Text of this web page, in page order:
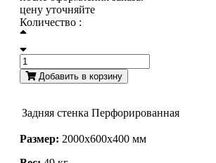
цену уточняйте
Количество :
Добавить в корзину
Задняя стенка Перфорированная
Размер: 2000х600х400 мм